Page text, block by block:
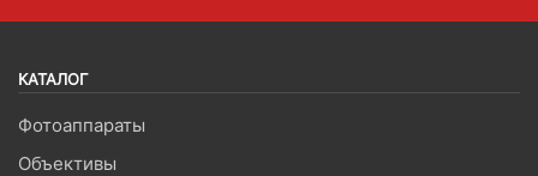
КАТАЛОГ
Фотоаппараты
Объективы